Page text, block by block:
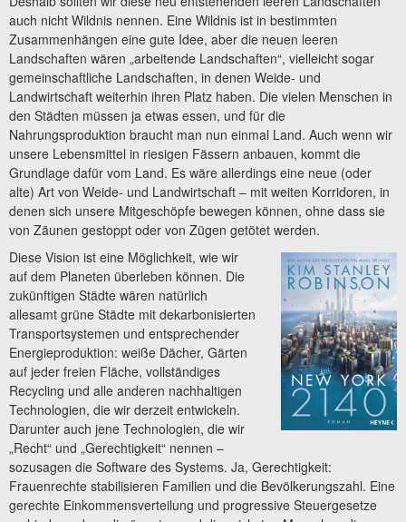
auch nicht Wildnis nennen. Eine Wildnis ist in bestimmten
Zusammenhängen eine gute Idee, aber die neuen leeren
Landschaften wären „arbeitende Landschaften“, vielleicht sogar
gemeinschaftliche Landschaften, in denen Weide- und
Landwirtschaft weiterhin ihren Platz haben. Die vielen Menschen in
den Städten müssen ja etwas essen, und für die
Nahrungsproduktion braucht man nun einmal Land. Auch wenn wir
unsere Lebensmittel in riesigen Fässern anbauen, kommt die
Grundlage dafür vom Land. Es wäre allerdings eine neue (oder
alte) Art von Weide- und Landwirtschaft – mit weiten Korridoren, in
denen sich unsere Mitgeschöpfe bewegen können, ohne dass sie
von Zäunen gestoppt oder von Zügen getötet werden.
Diese Vision ist eine Möglichkeit, wie wir
auf dem Planeten überleben können. Die
zukünftigen Städte wären natürlich
allesamt grüne Städte mit dekarbonisierten
Transportsystemen und entsprechender
Energieproduktion: weiße Dächer, Gärten
auf jeder freien Fläche, vollständiges
Recycling und alle anderen nachhaltigen
Technologien, die wir derzeit entwickeln.
Darunter auch jene Technologien, die wir
„Recht“ und „Gerechtigkeit“ nennen –
sozusagen die Software des Systems. Ja, Gerechtigkeit:
Frauenrechte stabilisieren Familien und die Bevölkerungszahl. Eine
gerechte Einkommensverteilung und progressive Steuergesetze